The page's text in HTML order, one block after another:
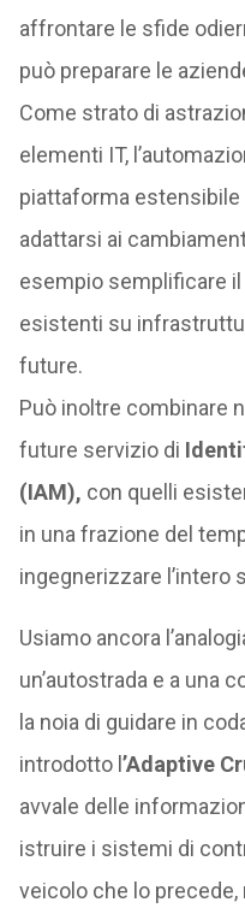
affrontare le sfide
può preparare le
Come strato di
elementi IT,
piattaforma estensibile
adattarsi ai
esempio semplificare
esistenti su
future.
Può inoltre combinare
future servizio di
(IAM), con quelli
in una frazione del
ingegnerizzare l’intero
Usiamo ancora
un’autostrada e a una
la noia di guidare in
introdotto l ’Adaptive
avvale delle
istruire i sistemi di
veicolo che lo precede,